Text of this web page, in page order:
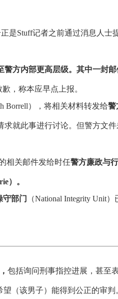
是Stuff记者之前通过消息人士
警方内部更高层级。其中一封邮
，称本应早点上报。
Borrell），将相关材料转发给警
求就此事进行讨论。但警方文件
相关邮件发给时任警方廉政与
）。
守部门 （National Integrity Unit）
包括询问刑事指控进展，甚至
（该男子）能得到公正的审判